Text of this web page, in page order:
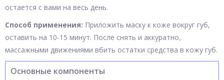
остается с вами на весь день.
Способ применения: Приложить маску к коже вокруг губ,
оставить на 10-15 минут. После снять и аккуратно,
массажными движениями вбить остатки средства в кожу губ.
Основные компоненты